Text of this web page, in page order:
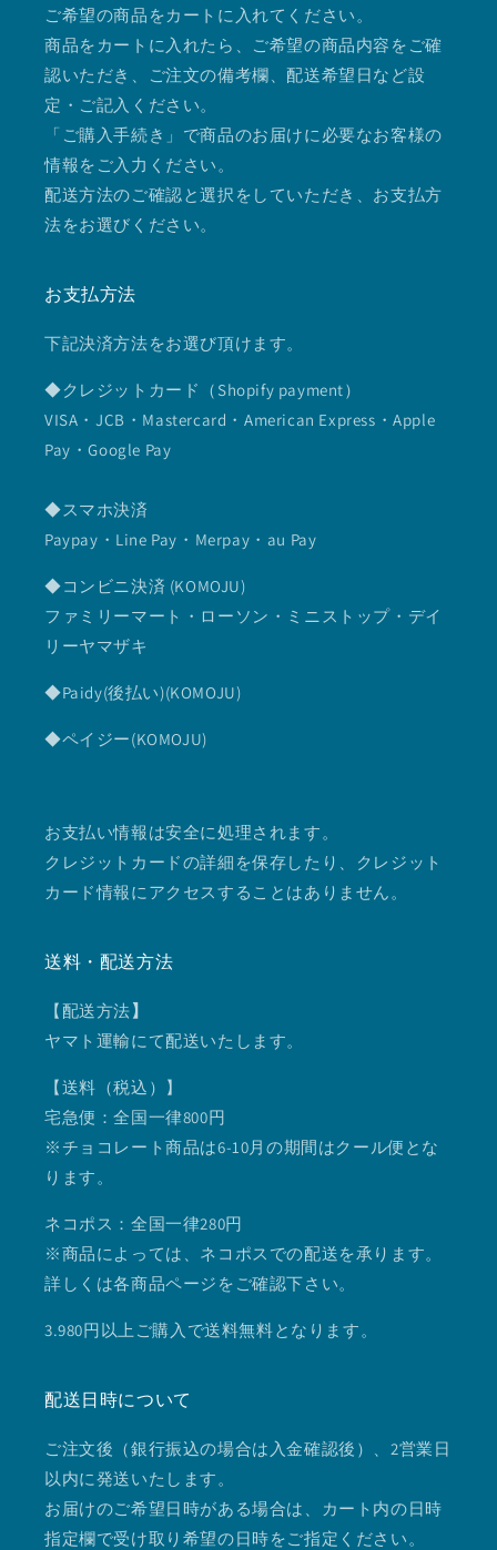
ご希望の商品をカートに入れてください。
商品をカートに入れたら、ご希望の商品内容をご確
認いただき、ご注文の備考欄、配送希望日など設
定・ご記入ください。
「ご購入手続き」で商品のお届けに必要なお客様の
情報をご入力ください。
配送方法のご確認と選択をしていただき、お支払方
法をお選びください。
お支払方法
下記決済方法をお選び頂けます。
◆クレジットカード（Shopify payment）
VISA・JCB・Mastercard・American Express・Apple
Pay・Google Pay
◆スマホ決済
Paypay・Line Pay・Merpay・au Pay
◆コンビニ決済 (KOMOJU)
ファミリーマート・ローソン・ミニストップ・デイ
リーヤマザキ
◆Paidy(後払い)(KOMOJU)
◆ペイジー(KOMOJU)
お支払い情報は安全に処理されます。
クレジットカードの詳細を保存したり、クレジット
カード情報にアクセスすることはありません。
送料・配送方法
【配送方法】
ヤマト運輸にて配送いたします。
【送料（税込）】
宅急便：全国一律800円
※チョコレート商品は6-10月の期間はクール便とな
ります。
ネコポス：全国一律280円
※商品によっては、ネコポスでの配送を承ります。
詳しくは各商品ページをご確認下さい。
3.980円以上ご購入で送料無料となります。
配送日時について
ご注文後（銀行振込の場合は入金確認後）、2営業日
以内に発送いたします。
お届けのご希望日時がある場合は、カート内の日時
指定欄で受け取り希望の日時をご指定ください。